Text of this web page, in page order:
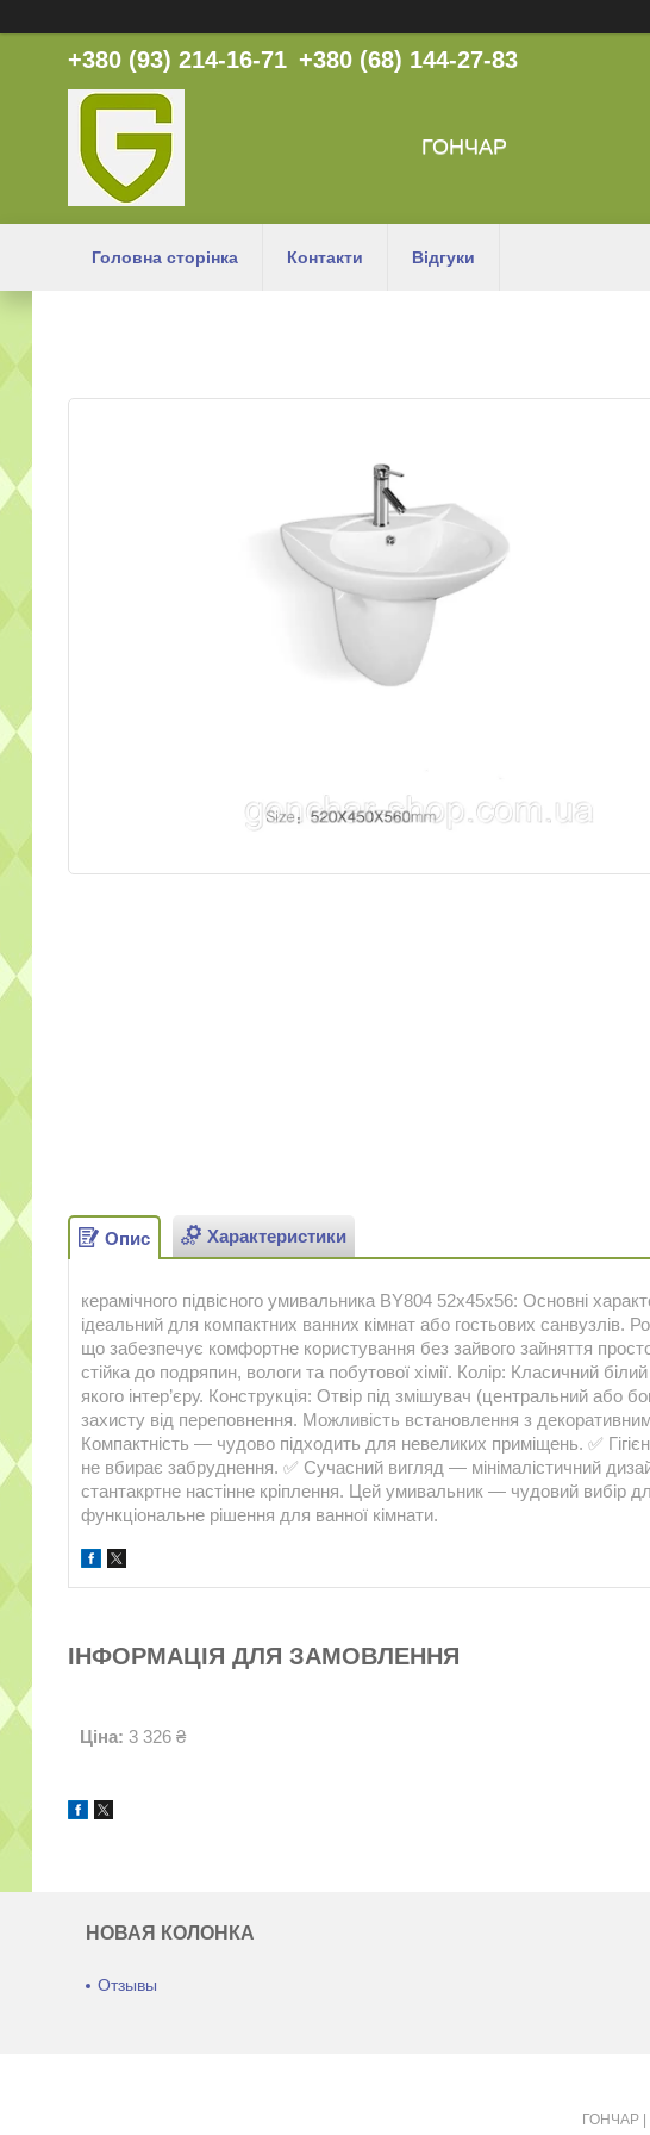
+380 (93) 214-16-71 +380 (68) 144-27-83
ГОНЧАР
Головна сторінка Контакти Відгуки
Опис Характеристики
керамічного підвісного умивальника BY804 52x45x56: Основні
ідеальний для компактних ванних кімнат або гостьових
що забезпечує комфортне користування без зайвого зайняття
стійка до подряпин, вологи та побутової хімії. Колір: Класичний
якого інтер’єру. Конструкція: Отвір під змішувач (центральний
захисту від переповнення. Можливість встановлення з
Компактність — чудово підходить для невеликих приміщень. ✅
не вбирає забруднення. ✅ Сучасний вигляд — мінімалістичний
стантакртне настінне кріплення. Цей умивальник — чудовий вибір
функціональне рішення для ванної кімнати.
ІНФОРМАЦІЯ ДЛЯ ЗАМОВЛЕННЯ
Ціна: 3 326 ₴
НОВАЯ КОЛОНКА
Отзывы
ГОНЧАР |